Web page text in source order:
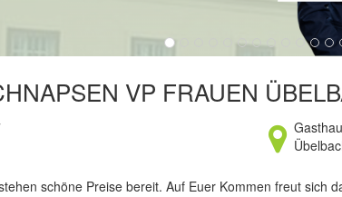
VP FRAUEN
schöne Preise bereit. Auf Euer Kommen freut sich